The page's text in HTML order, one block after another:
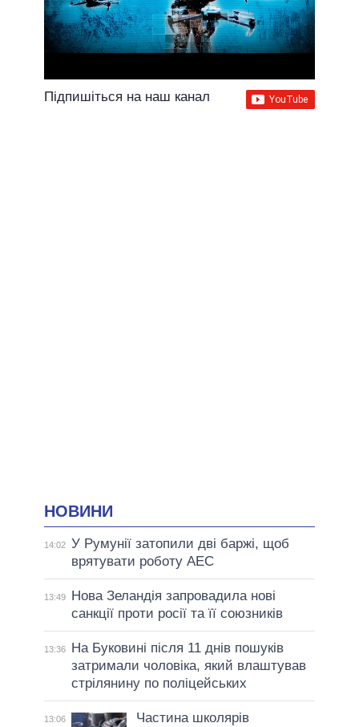
Підпишіться на наш канал
НОВИНИ
14:02 У Румунії затопили дві баржі, щоб
врятувати роботу АЕС
13:49
Нова Зеландія запровадила нові
санкції проти росії та її союзників
13:36
На Буковині після 11 днів пошуків
затримали чоловіка, який влаштував
стрілянину по поліцейських
13:06
Частина школярів